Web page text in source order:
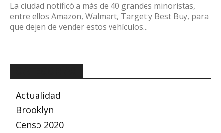
La ciudad notificó a más de 40 grandes minoristas,
entre ellos Amazon, Walmart, Target y Best Buy, para
que dejen de vender estos vehículos...
Actualidad
Brooklyn
Censo 2020